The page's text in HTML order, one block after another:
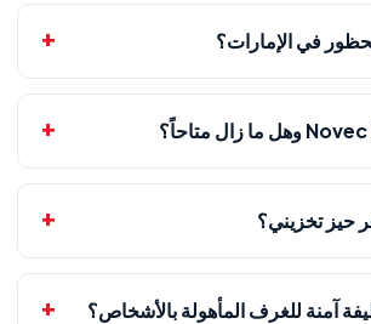
حيز تخزيني؟
آمنة للغرف المأهولة بالأشخاص؟